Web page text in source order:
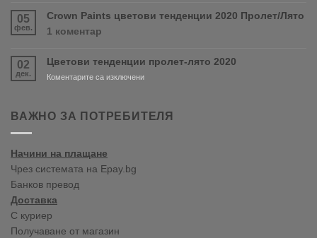
PURDY!
05
фев.
Crown Paints цветови тенденции 2020 Пролет/Лято
1 коментар
цветови
тенденции
Лято
02
дек.
Цветови тенденции пролет-лято 2020
Коментарите са изключениза
пролет-
ВАЖНО ЗА ПОТРЕБИТЕЛЯ
Начини на плащане
Чрез системата на Epay.bg
Банков превод
Доставка
С куриер
Получаване от магазин